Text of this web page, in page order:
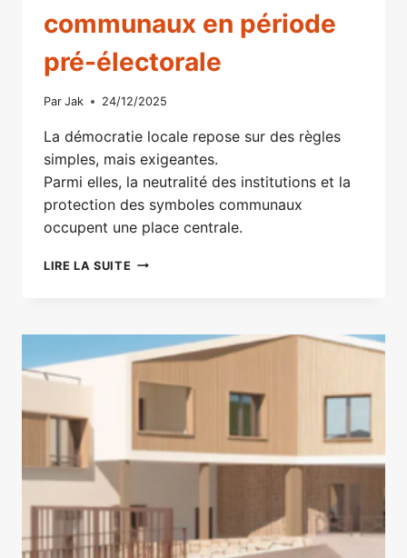
communaux en période
pré-électorale
Par Jak 24/12/2025
La démocratie locale repose sur des règles
simples, mais exigeantes.
Parmi elles, la neutralité des institutions et la
protection des symboles communaux
occupent une place centrale.
LIRE LA SUITE RAPPEL
DES
SYMBOLES
ÉLECTORALE